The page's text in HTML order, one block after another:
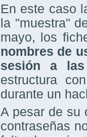
En este caso
la "muestra"
mayo, los
nombres de
sesión a las
estructura
durante un
A pesar de su
contraseñas